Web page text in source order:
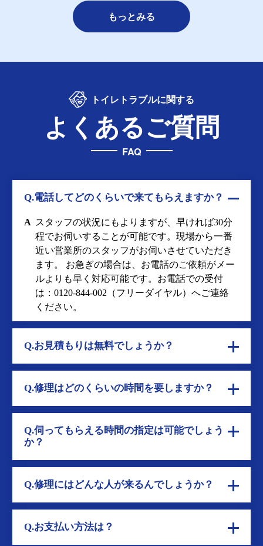
もっとみる
トイレトラブルに関する
よくあるご質問
FAQ
Q.電話してどのくらいで来てもらえますか？
A スタッフの状況にもよりますが、早ければ30分
程でお伺いすることが可能です。現場から一番
近い営業所のスタッフがお伺いさせていただき
ます。 お急ぎの場合は、お電話のご依頼がメー
ルよりも早く対応可能です。お電話での受付
は： 0120-844-002 （フリーダイヤル）へご連絡
ください。
Q.お見積もりは無料でしょうか？
Q.修理はどのくらいの時間を要しますか？
Q.伺ってもらえる時間の指定は可能でしょう
か？
Q.修理にはどんな人が来るんでしょうか？
Q.お支払い方法は？